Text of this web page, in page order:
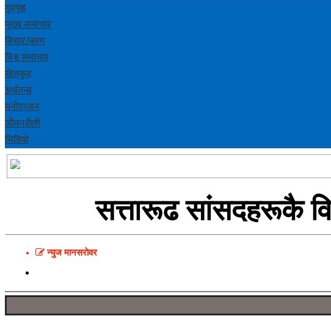
गृहपृष्ठ
मुख्य समाचार
विचार/ब्लग
विश्व समाचार
खेलकुद
अर्थतन्त्र
मनोरञ्‍जन
जीवनशैली
भिडियाे
सत्तारूढ सांसदहरूकै
न्युज मानसराेवर